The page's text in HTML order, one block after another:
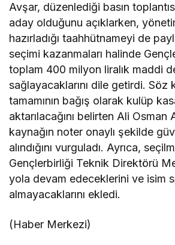
Avşar, düzenlediği basın
aday olduğunu açıklarken,
hazırladığı taahhütnameyi de
seçimi kazanmaları halinde
toplam 400 milyon liralık maddi
sağlayacaklarını dile getirdi. Söz
tamamının bağış olarak kulüp
aktarılacağını belirten Ali Osman
kaynağın noter onaylı şekilde
alındığını vurguladı. Ayrıca,
Gençlerbirliği Teknik Direktörü
yola devam edeceklerini ve isim
almayacaklarını ekledi.
(Haber Merkezi)